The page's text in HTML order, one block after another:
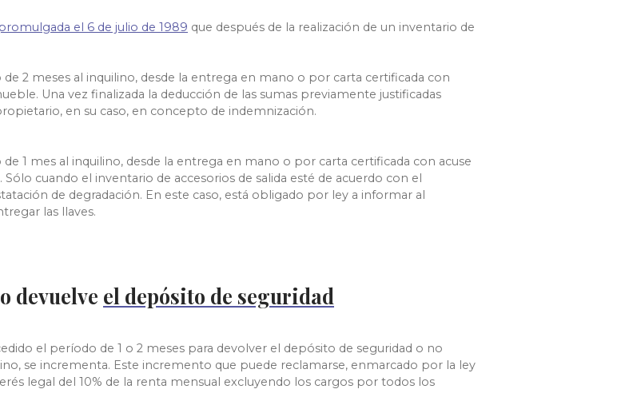
el 6 de julio de 1989 que después de la realización de un inventario de
2 meses al inquilino, desde la entrega en mano o por carta certificada con
Una vez finalizada la deducción de las sumas previamente justificadas
en su caso, en concepto de indemnización.
1 mes al inquilino, desde la entrega en mano o por carta certificada con acuse
cuando el inventario de accesorios de salida esté de acuerdo con el
de degradación. En este caso, está obligado por ley a informar al
las llaves.
devuelve el depósito de seguridad
el período de 1 o 2 meses para devolver el depósito de seguridad o no
se incrementa. Este incremento que puede reclamarse, enmarcado por la ley
legal del 10% de la renta mensual excluyendo los cargos por todos los